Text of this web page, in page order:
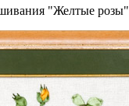
"Желтые розы"